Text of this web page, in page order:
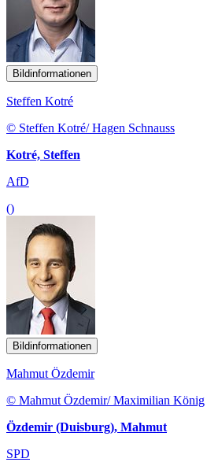
Bildinformationen
Steffen Kotré
© Steffen Kotré/ Hagen Schnauss
Kotré, Steffen
AfD
()
Bildinformationen
Mahmut Özdemir
© Mahmut Özdemir/ Maximilian König
Özdemir (Duisburg), Mahmut
SPD